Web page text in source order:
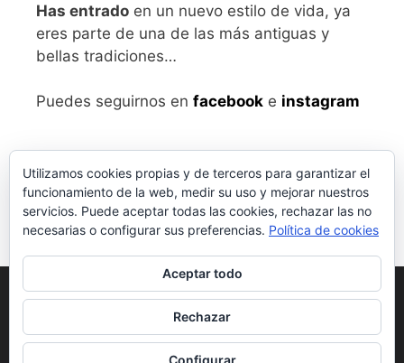
Has entrado en un nuevo estilo de vida, ya
eres parte de una de las más antiguas y
bellas tradiciones…
Puedes seguirnos en facebook e instagram
Aviso legaly Política de Privacidad
Condiciones generales de compra
Utilizamos cookies propias y de terceros para garantizar el
funcionamiento de la web, medir su uso y mejorar nuestros
servicios. Puede aceptar todas las cookies, rechazar las no
necesarias o configurar sus preferencias. Política de cookies
Aceptar todo
Rechazar
Configurar